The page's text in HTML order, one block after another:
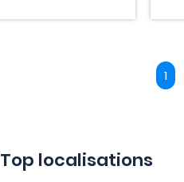
1
Top localisations